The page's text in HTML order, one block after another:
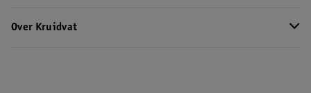
Over Kruidvat